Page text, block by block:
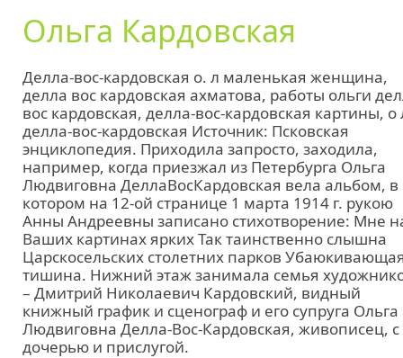
Ольга Кардовская
Делла-вос-кардовская о. л маленькая женщина,
делла вос кардовская ахматова, работы ольги
вос кардовская, делла-вос-кардовская картины, о
делла-вос-кардовская Источник: Псковская
энциклопедия. Приходила запросто, заходила,
например, когда приезжал из Петербурга Ольга
Людвиговна ДеллаВосКардовская вела альбом, в
котором на 12-ой странице 1 марта 1914 г. рукою
Анны Андреевны записано стихотворение: Мне
Ваших картинах ярких Так таинственно слышна
Царскосельских столетних парков
тишина. Нижний этаж занимала семья
– Дмитрий Николаевич Кардовский, видный
книжный график и сценограф и его супруга Ольга
Людвиговна Делла-Вос-Кардовская, живописец, с
дочерью и прислугой.